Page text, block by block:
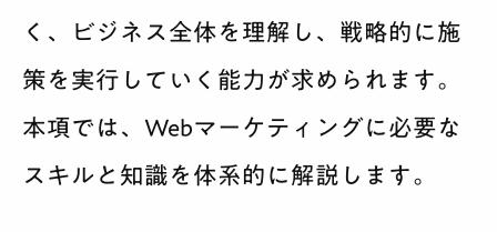
く、ビジネス全体を理解し、戦略的に施
策を実行していく能力が求められます。
本項では、Webマーケティングに必要な
スキルと知識を体系的に解説します。